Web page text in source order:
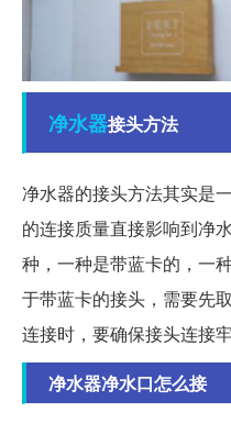
净水器接头方法
净水器的接头方法其实是
的连接质量直接影响到净
种，一种是带蓝卡的，一
于带蓝卡的接头，需要先
连接时，要确保接头连接
净水器净水口怎么接